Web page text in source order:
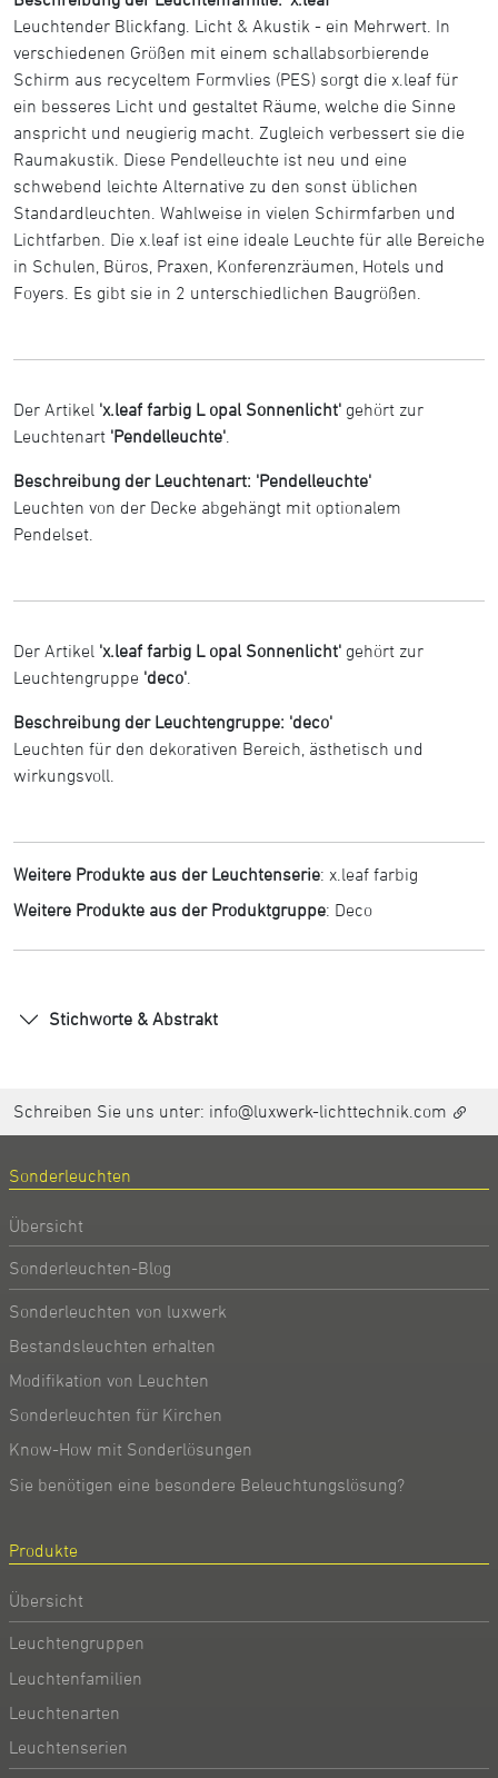
Leuchtender Blickfang. Licht & Akustik - ein Mehrwert. In
verschiedenen Größen mit einem schallabsorbierende
Schirm aus recyceltem Formvlies (PES) sorgt die x.leaf für
ein besseres Licht und gestaltet Räume, welche die Sinne
anspricht und neugierig macht. Zugleich verbessert sie die
Raumakustik. Diese Pendelleuchte ist neu und eine
schwebend leichte Alternative zu den sonst üblichen
Standardleuchten. Wahlweise in vielen Schirmfarben und
Lichtfarben. Die x.leaf ist eine ideale Leuchte für alle Bereiche
in Schulen, Büros, Praxen, Konferenzräumen, Hotels und
Foyers. Es gibt sie in 2 unterschiedlichen Baugrößen.
Der Artikel 'x.leaf farbig L opal Sonnenlicht' gehört zur
Leuchtenart 'Pendelleuchte'
Beschreibung der Leuchtenart: 'Pendelleuchte'
Leuchten von der Decke abgehängt mit optionalem
Pendelset.
Der Artikel 'x.leaf farbig L opal Sonnenlicht' gehört zur
Leuchtengruppe 'deco'
Beschreibung der Leuchtengruppe: 'deco'
Leuchten für den dekorativen Bereich, ästhetisch und
wirkungsvoll.
Weitere Produkte aus der Leuchtenserie: x.leaf farbig
Weitere Produkte aus der Produktgruppe: Deco
Stichworte & Abstrakt
Schreiben Sie uns unter: info@luxwerk-lichttechnik.com
Sonderleuchten
Übersicht
Sonderleuchten-Blog
Sonderleuchten von luxwerk
Bestandsleuchten erhalten
Modifikation von Leuchten
Sonderleuchten für Kirchen
Know-How mit Sonderlösungen
Sie benötigen eine besondere Beleuchtungslösung?
Produkte
Übersicht
Leuchtengruppen
Leuchtenfamilien
Leuchtenarten
Leuchtenserien